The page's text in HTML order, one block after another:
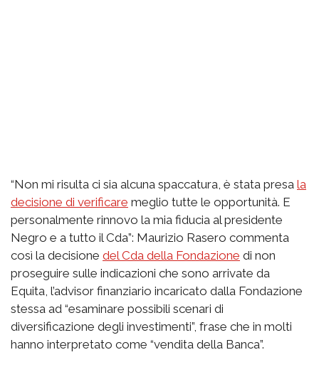
“Non mi risulta ci sia alcuna spaccatura, è stata presa la
decisione di verificare meglio tutte le opportunità. E
personalmente rinnovo la mia fiducia al presidente
Negro e a tutto il Cda”: Maurizio Rasero commenta
così la decisione del Cda della Fondazione di non
proseguire sulle indicazioni che sono arrivate da
Equita, l’advisor finanziario incaricato dalla Fondazione
stessa ad “esaminare possibili scenari di
diversificazione degli investimenti”, frase che in molti
hanno interpretato come “vendita della Banca”.